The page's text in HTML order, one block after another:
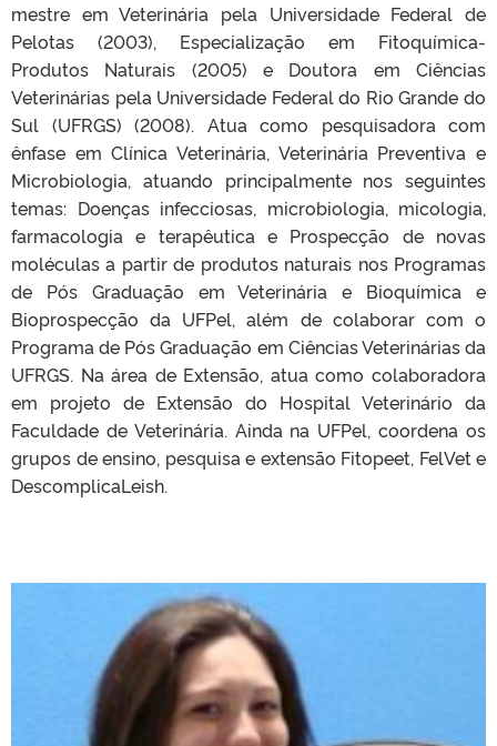
mestre em Veterinária pela Universidade Federal de
Pelotas (2003), Especialização em Fitoquímica-
Produtos Naturais (2005) e Doutora em Ciências
Veterinárias pela Universidade Federal do Rio Grande do
Sul (UFRGS) (2008). Atua como pesquisadora com
ênfase em Clínica Veterinária, Veterinária Preventiva e
Microbiologia, atuando principalmente nos seguintes
temas: Doenças infecciosas, microbiologia, micologia,
farmacologia e terapêutica e Prospecção de novas
moléculas a partir de produtos naturais nos Programas
de Pós Graduação em Veterinária e Bioquímica e
Bioprospecção da UFPel, além de colaborar com o
Programa de Pós Graduação em Ciências Veterinárias da
UFRGS. Na área de Extensão, atua como colaboradora
em projeto de Extensão do Hospital Veterinário da
Faculdade de Veterinária. Ainda na UFPel, coordena os
grupos de ensino, pesquisa e extensão Fitopeet, FelVet e
DescomplicaLeish.